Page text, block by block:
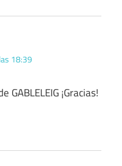
18:39
¡Gracias!